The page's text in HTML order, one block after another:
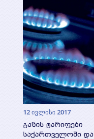
12 ივლისი 2017
გაზის ტარიფები
საქართველოში და